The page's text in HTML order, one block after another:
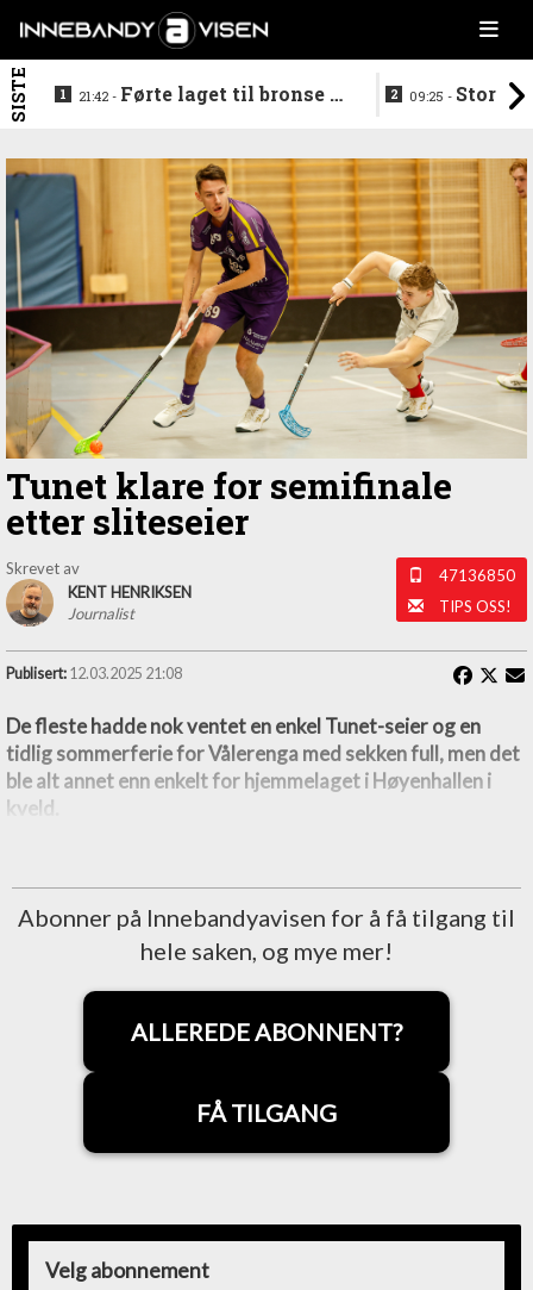
SISTE 21:42 - Førte laget til bronse -
09:25 -
Tunet klare for semifinale
etter sliteseier
Skrevet av
KENT HENRIKSEN
Journalist
47136850
TIPS OSS!
Publisert: 12.03.2025 21:08
De fleste hadde nok ventet en enkel Tunet-seier og en
tidlig sommerferie for Vålerenga med sekken full, men det
ble alt annet enn enkelt for hjemmelaget i Høyenhallen i
kveld.
Abonner på Innebandyavisen for å få tilgang til
hele saken, og mye mer!
ALLEREDE ABONNENT?
FÅ TILGANG
Velg abonnement